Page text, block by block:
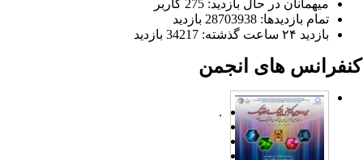
میهمانان در حال بازدید: 275 کاربر
تمام بازدید‌ها: 28703938 بازدید
بازدید ۲۴ ساعت گذشته: 34217 بازدید
های انجمن
.